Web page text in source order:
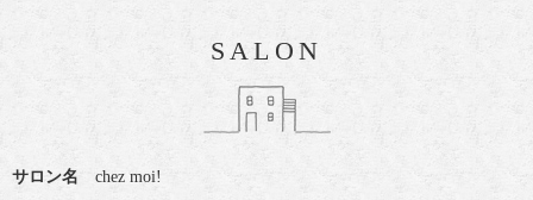
SALON
サロン名
chez moi!